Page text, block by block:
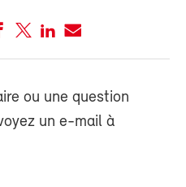
ou une question
un e-mail à